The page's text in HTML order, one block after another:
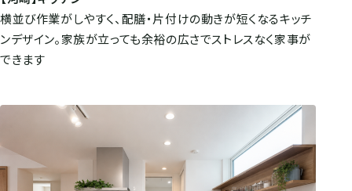
横並び作業がしやすく、配膳・片付けの動きが短くなるキッチ
ンデザイン。家族が立っても余裕の広さでストレスなく家事が
できます